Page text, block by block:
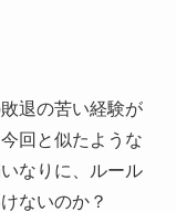
退の苦い経験が
回と似たような
なりに、ルール
ないのか？